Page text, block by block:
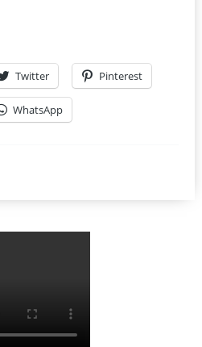
Twitter Pinterest
WhatsApp